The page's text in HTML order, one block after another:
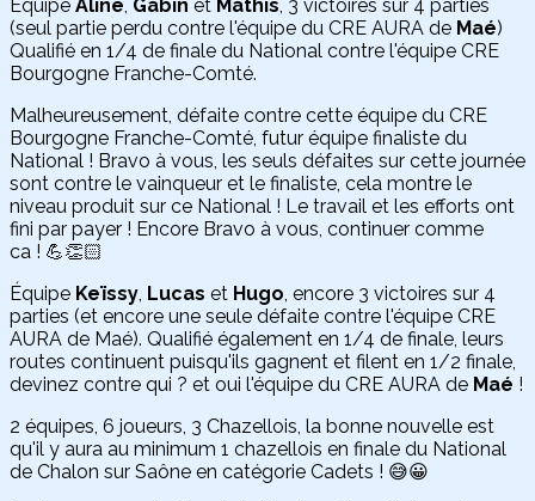
Équipe Aline, Gabin et Mathis, 3 victoires sur 4 parties
(seul partie perdu contre l'équipe du CRE AURA de Maé)
Qualifié en 1/4 de finale du National contre l'équipe CRE
Bourgogne Franche-Comté.
Malheureusement, défaite contre cette équipe du CRE
Bourgogne Franche-Comté, futur équipe finaliste du
National ! Bravo à vous, les seuls défaites sur cette journée
sont contre le vainqueur et le finaliste, cela montre le
niveau produit sur ce National ! Le travail et les efforts ont
fini par payer ! Encore Bravo à vous, continuer comme
ca ! 💪👏🏻
Équipe Keïssy, Lucas et Hugo, encore 3 victoires sur 4
parties (et encore une seule défaite contre l'équipe CRE
AURA de Maé). Qualifié également en 1/4 de finale, leurs
routes continuent puisqu'ils gagnent et filent en 1/2 finale,
devinez contre qui ? et oui l'équipe du CRE AURA de Maé !
2 équipes, 6 joueurs, 3 Chazellois, la bonne nouvelle est
qu'il y aura au minimum 1 chazellois en finale du National
de Chalon sur Saône en catégorie Cadets ! 😅😀